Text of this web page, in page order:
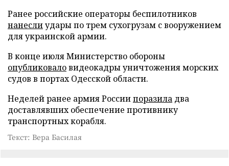
Ранее российские операторы беспилотников
нанеслиудары по трем сухогрузам с вооружением
для украинской армии.
В конце июля Министерство обороны
опубликоваловидеокадры уничтожения морских
судов в портах Одесской области.
Неделей ранее армия Россиипоразила два
доставлявших обеспечение противнику
транспортных корабля.
Текст: Вера Басилая